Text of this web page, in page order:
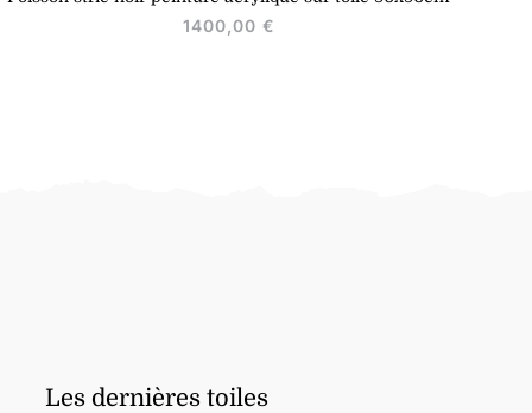
1400,00 €
Les dernières toiles